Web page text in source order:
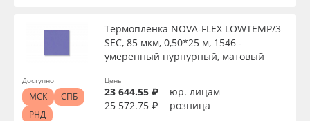
Термопленка NOVA-FLEX LOWTEMP/3
SEC, 85 мкм, 0,50*25 м, 1546 -
умеренный пурпурный, матовый
Цены
23 644.55 ₽
юр. лицам
25 572.75 ₽
розница
Доступно
МСК
СПБ
РНД